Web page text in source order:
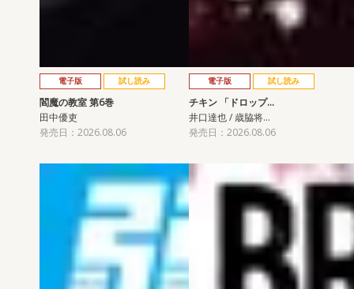
電子版 試し読み
閻魔の教室 第6巻
田中優吏
発売日：2026.08.06
電子版 試し読み
チキン 「ドロップ…
井口達也 / 歳脇将…
発売日：2026.08.06